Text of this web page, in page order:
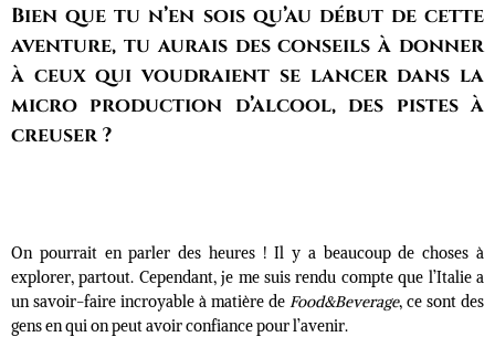
Bien que tu n’en sois qu’au début de cette
aventure, tu aurais des conseils à donner
à ceux qui voudraient se lancer dans la
micro production d’alcool, des pistes à
creuser ?
On pourrait en parler des heures ! Il y a beaucoup de choses à
explorer, partout. Cependant, je me suis rendu compte que l’Italie a
un savoir-faire incroyable à matière de Food&Beverage, ce sont des
gens en qui on peut avoir confiance pour l’avenir.